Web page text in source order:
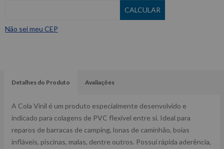
Não sei meu CEP
Detalhes do Produto Avaliações
A Cola Vinil é um produto especialmente desenvolvido e
indicado para colagens de PVC flexível entre si. Ideal para
reparos de barracas de camping, lonas de caminhão, boias
infláveis, piscinas, malas, dentre outros. Possui rápida aderência,